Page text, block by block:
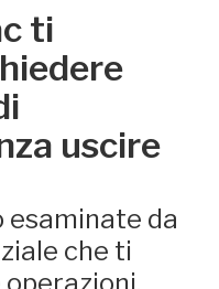
ti
uscire
esaminate da
che ti